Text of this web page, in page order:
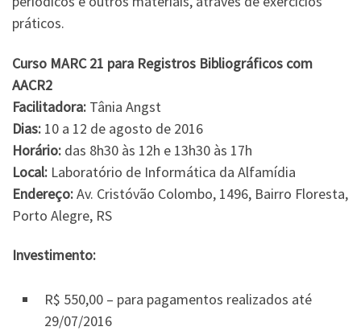
práticos.
Curso MARC 21 para Registros Bibliográficos com
AACR2
Facilitadora: Tânia Angst
Dias: 10 a 12 de agosto de 2016
Horário: das 8h30 às 12h e 13h30 às 17h
Local: Laboratório de Informática da Alfamídia
Endereço:Av. Cristóvão Colombo, 1496, Bairro Floresta,
Porto Alegre, RS
Investimento:
R$ 550,00 – para pagamentos realizados até
29/07/2016